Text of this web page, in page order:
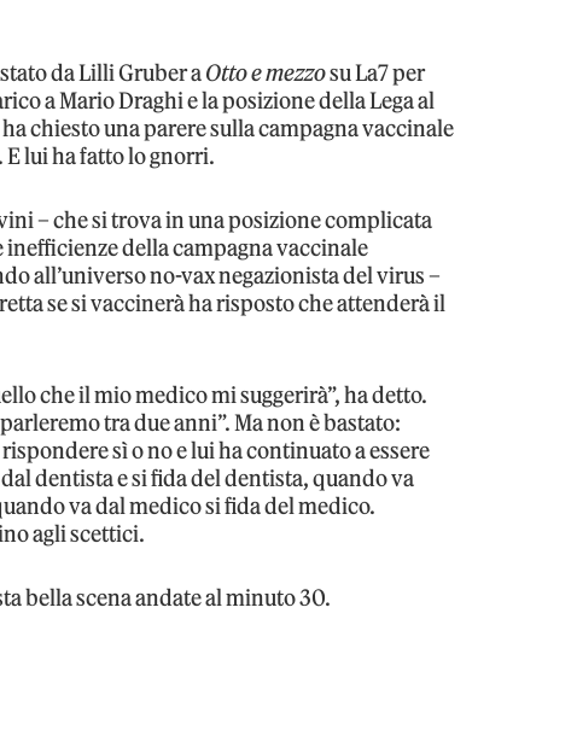
da Lilli Gruber aOtto e mezzosu La7 per
a Mario Draghi e la posizione della Lega al
chiesto una parere sulla campagna vaccinale
E lui ha fatto lo gnorri.
– che si trova in una posizione complicata
della campagna vaccinale
all’universo no-vax negazionista del virus –
se si vaccinerà ha risposto che attenderà il
che il mio medico mi suggerirà”, ha detto.
tra due anni”. Ma non è bastato:
sì o no e lui ha continuato a essere
dentista e si fida del dentista, quando va
va dal medico si fida del medico.
agli scettici.
bella scena andate al minuto 30.